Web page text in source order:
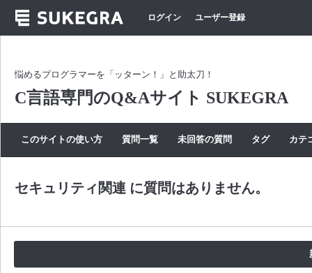
ログイン ユーザー登録
悩めるプログラマーを「ッターン！」と助太刀！
C言語専門のQ&Aサイト SUKEGRA
このサイトの使い方 質問一覧 未回答の質問 タグ カテ
セキュリティ関連 に質問はありません。